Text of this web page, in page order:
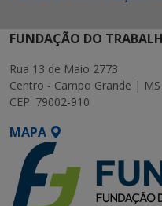
FUNDAÇÃO DO
Rua 13 de Maio 2773
Centro - Campo Grande | MS
CEP: 79002-910
MAPA